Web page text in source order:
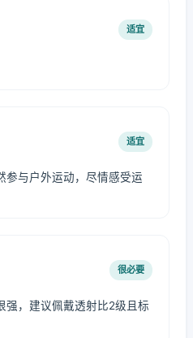
适宜
适宜
参与户外运动，尽情感受运
很必要
强，建议佩戴透射比2级且标